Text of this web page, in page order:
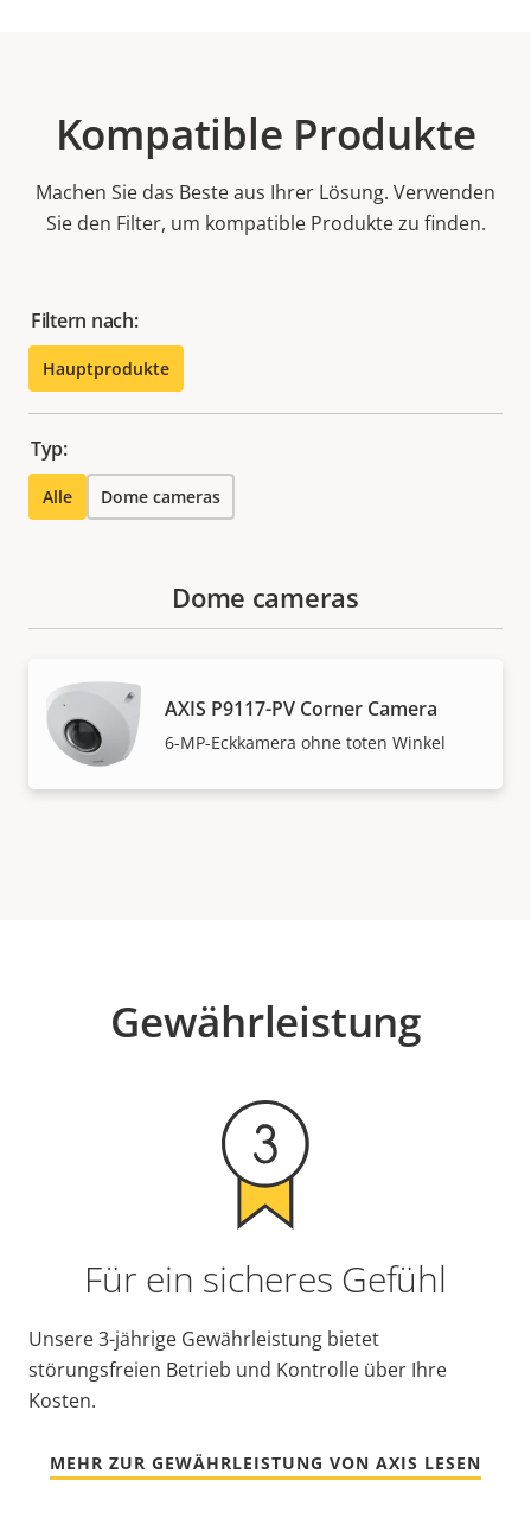
Kompatible Produkte
Machen Sie das Beste aus Ihrer Lösung. Verwenden
Sie den Filter, um kompatible Produkte zu finden.
Filtern nach:
Hauptprodukte
Typ:
Alle Dome cameras
Dome cameras
AXIS P9117-PV Corner Camera
6-MP-Eckkamera ohne toten Winkel
Gewährleistung
Für ein sicheres Gefühl
Unsere 3-jährige Gewährleistung bietet
störungsfreien Betrieb und Kontrolle über Ihre
Kosten.
MEHR ZUR GEWÄHRLEISTUNG VON AXIS LESEN